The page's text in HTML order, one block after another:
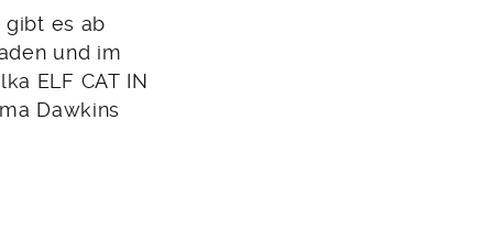
gibt es ab
und im
ELF CAT IN
Dawkins